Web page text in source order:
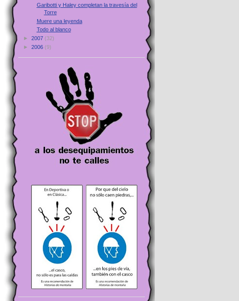
Garibotti y Haley completan la travesía del
Torre
Muere una leyenda
Todo al blanco
► 2007 (32)
► 2006 (9)